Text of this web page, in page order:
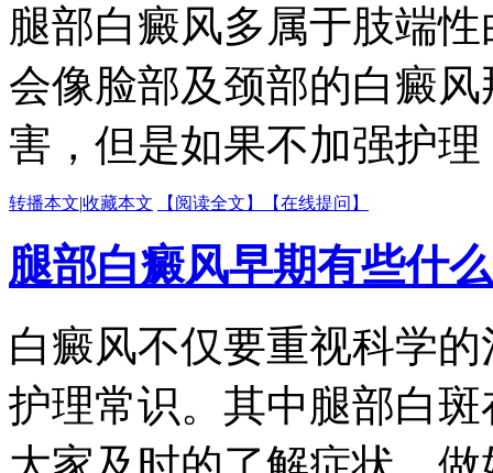
腿部白癜风多属于肢端
会像脸部及颈部的白癜
害，但是如果不加强护
转播本文|收藏本文 【阅读全文】 【在线提问】
腿部白癜风早期有些什
白癜风不仅要重视科学
护理常识。其中腿部白